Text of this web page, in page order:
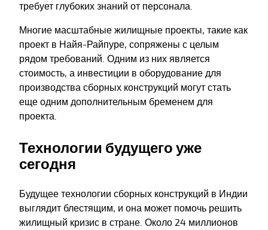
требует глубоких знаний от персонала.
Многие масштабные жилищные проекты, такие как
проект в Найя-Райпуре, сопряжены с целым
рядом требований. Одним из них является
стоимость, а инвестиции в оборудование для
производства сборных конструкций могут стать
еще одним дополнительным бременем для
проекта.
Технологии будущего уже
сегодня
Будущее технологии сборных конструкций в Индии
выглядит блестящим, и она может помочь решить
жилищный кризис в стране. Около 24 миллионов